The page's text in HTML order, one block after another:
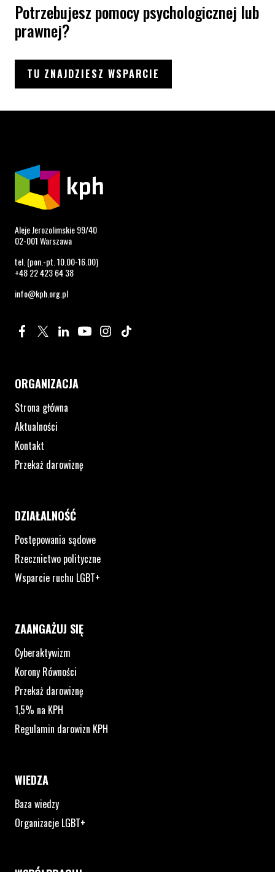
Potrzebujesz pomocy psychologicznej lub
prawnej?
TU ZNAJDZIESZ WSPARCIE
Aleje Jerozolimskie 99/40
02-001 Warszawa
tel. (pon.-pt. 10.00-16.00)
+48 22 423 64 38
info@kph.org.pl
Profil na Facebook. Strona otwiera się w nowym oknie.
Profil na Twitter. Strona otwiera się w nowym oknie.
Profil na LinkedIn. Strona otwiera się w nowym oknie.
Profil na YouTube. Strona otwiera się w nowym
Profil na Instagram. Strona otwiera się
ORGANIZACJA
Strona główna
Aktualności
Kontakt
Przekaż darowiznę
DZIAŁALNOŚĆ
Postępowania sądowe
Rzecznictwo polityczne
Wsparcie ruchu LGBT+
ZAANGAŻUJ SIĘ
Cyberaktywizm
Korony Równości
Przekaż darowiznę
1,5% na KPH
Regulamin darowizn KPH
WIEDZA
Baza wiedzy
Organizacje LGBT+